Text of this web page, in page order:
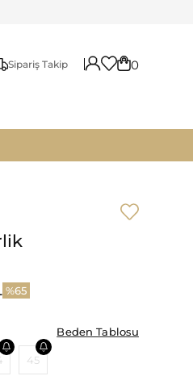
Sipariş Takip 0
65
Beden Tablosu
Beden Tablosu
45